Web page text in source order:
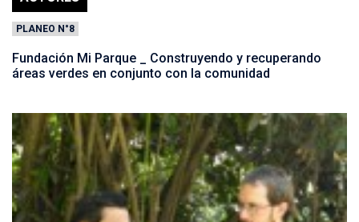
PLANEO N°8
Fundación Mi Parque _ Construyendo y recuperando
áreas verdes en conjunto con la comunidad